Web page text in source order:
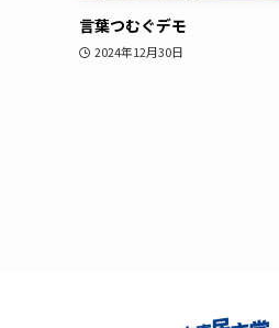
言葉つむぐデモ
2024年12月30日